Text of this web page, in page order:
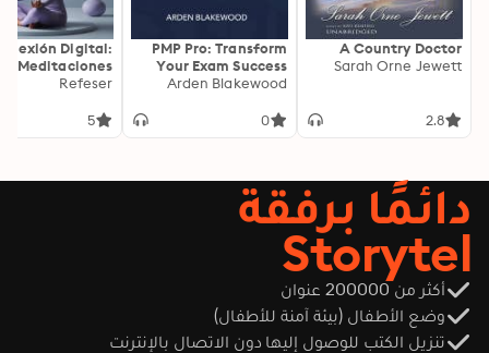
A Country Doctor
Sarah Orne Jewett
2.8
PMP Pro: Transform
Your Exam Success
with Game-Changing
PMP exam results!
performance on test
day."
Arden Blakewood
0
Digital:
Meditaciones
para Calma y
Refeser
5
دائمًا برفقة
Storytel
أكثر من 200000 عنوان
وضع الأطفال (بيئة آمنة للأطفال)
تنزيل الكتب للوصول إليها دون الاتصال بالإنترنت